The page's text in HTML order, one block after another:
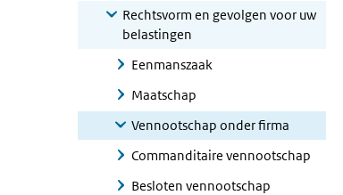
Rechtsvorm en gevolgen voor uw
belastingen
Eenmanszaak
Maatschap
Vennootschap onder firma
Commanditaire vennootschap
Besloten vennootschap